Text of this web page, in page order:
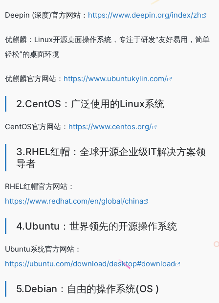
Deepin (深度)官方网站： https://www.deepin.org/index/zh
优麒麟：Linux开源桌面操作系统，专注于研发“友好易用，简单
轻松”的桌面环境
优麒麟官方网站： https://www.ubuntukylin.com/
2.CentOS：广泛使用的Linux系统
CentOS官方网站： https://www.centos.org/
3.RHEL红帽：全球开源企业级IT解决方案领
导者
RHEL红帽官方网站：
https://www.redhat.com/en/global/china
4.Ubuntu：世界领先的开源操作系统
Ubuntu系统官方网站：
https://ubuntu.com/download/desktop#download
5.Debian：自由的操作系统(OS )